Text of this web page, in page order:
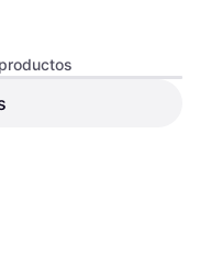
Diamond momentum